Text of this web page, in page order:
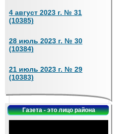
4 август 2023 г. № 31
(10385)
28 июль 2023 г. № 30
(10384)
21 июль 2023 г. № 29
(10383)
Газета - это лицо района